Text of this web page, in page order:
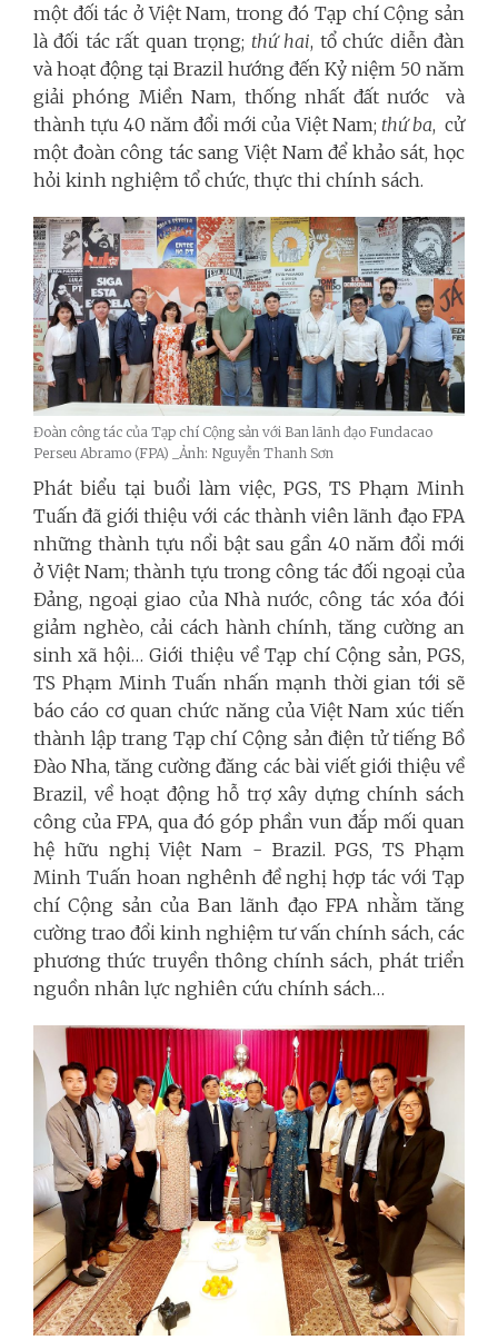
một đối tác ở Việt Nam, trong đó Tạp chí Cộng sản
là đối tác rất quan trọng; thứ hai, tổ chức diễn đàn
và hoạt động tại Brazil hướng đến Kỷ niệm 50 năm
giải phóng Miền Nam, thống nhất đất nước và
thành tựu 40 năm đổi mới của Việt Nam; thứ ba, cử
một đoàn công tác sang Việt Nam để khảo sát, học
hỏi kinh nghiệm tổ chức, thực thi chính sách.
Đoàn công tác của Tạp chí Cộng sản với Ban lãnh đạo Fundacao
Perseu Abramo (FPA) _Ảnh: Nguyễn Thanh Sơn
Phát biểu tại buổi làm việc, PGS, TS Phạm Minh
Tuấn đã giới thiệu với các thành viên lãnh đạo FPA
những thành tựu nổi bật sau gần 40 năm đổi mới
ở Việt Nam; thành tựu trong công tác đối ngoại của
Đảng, ngoại giao của Nhà nước, công tác xóa đói
giảm nghèo, cải cách hành chính, tăng cường an
sinh xã hội… Giới thiệu về Tạp chí Cộng sản, PGS,
TS Phạm Minh Tuấn nhấn mạnh thời gian tới sẽ
báo cáo cơ quan chức năng của Việt Nam xúc tiến
thành lập trang Tạp chí Cộng sản điện tử tiếng Bồ
Đào Nha, tăng cường đăng các bài viết giới thiệu về
Brazil, về hoạt động hỗ trợ xây dựng chính sách
công của FPA, qua đó góp phần vun đắp mối quan
hệ hữu nghị Việt Nam - Brazil. PGS, TS Phạm
Minh Tuấn hoan nghênh đề nghị hợp tác với Tạp
chí Cộng sản của Ban lãnh đạo FPA nhằm tăng
cường trao đổi kinh nghiệm tư vấn chính sách, các
phương thức truyền thông chính sách, phát triển
nguồn nhân lực nghiên cứu chính sách…